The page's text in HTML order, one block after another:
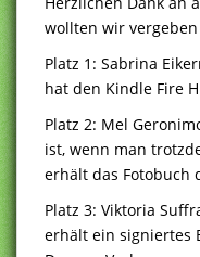
wollten wir
Platz 1: Sabrina
hat den Kindle Fire
Platz 2: Mel
ist, wenn man
erhält das Fotobuch
Platz 3: Viktoria
erhält ein signiertes